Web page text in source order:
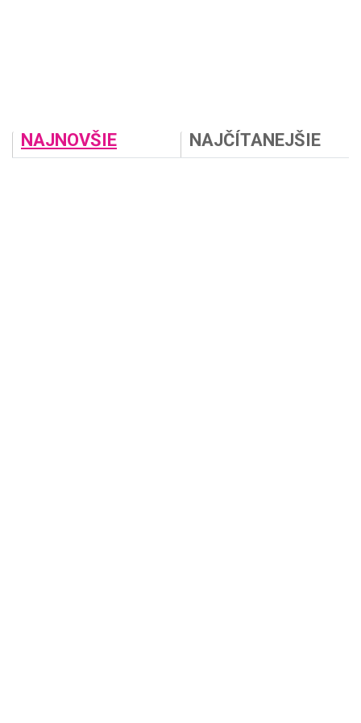
NAJNOVŠIE NAJČÍTANEJŠIE